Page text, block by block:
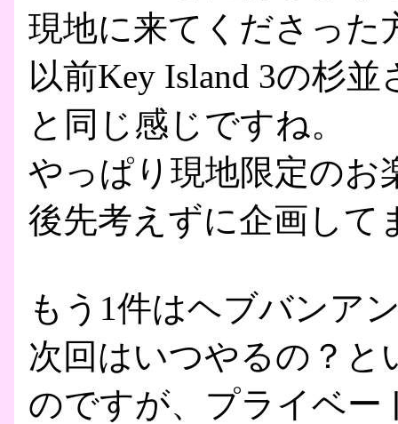
現地に来てくださった
以前Key Island 3の杉
と同じ感じですね。
やっぱり現地限定のお
後先考えずに企画して
もう1件はヘブバンア
次回はいつやるの？と
のですが、プライベ